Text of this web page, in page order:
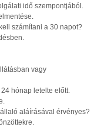
idő szempontjából.
számítani a 30 napot?
vagy
hónap letelte előtt.
aláírásával érvényes?